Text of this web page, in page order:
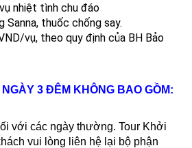
nhiệt tình chu đáo
Sanna, thuốc chống say.
vụ, theo quy định của BH Bảo
3 ĐÊM KHÔNG BAO GỒM:
với các ngày thường. Tour Khởi
vui lòng liên hệ lại bộ phận